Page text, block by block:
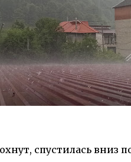
спустилась вниз